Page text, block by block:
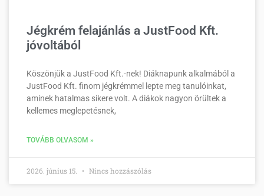
Jégkrém felajánlás a JustFood Kft.
jóvoltából
Köszönjük a JustFood Kft.-nek! Diáknapunk alkalmából a
JustFood Kft. finom jégkrémmel lepte meg tanulóinkat,
aminek hatalmas sikere volt. A diákok nagyon örültek a
kellemes meglepetésnek,
TOVÁBB OLVASOM »
2026. június 15. Nincs hozzászólás